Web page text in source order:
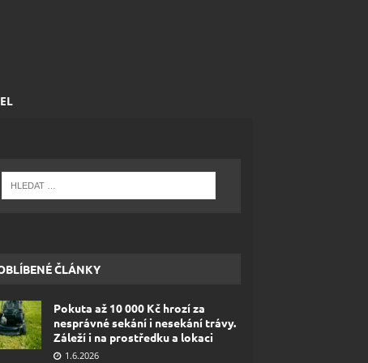
ČLÁNKY
Pokuta až 10 000 Kč hrozí za
nesprávné sekání i nesekání trávy.
Záleží i na prostředku a lokaci
1.6.2026